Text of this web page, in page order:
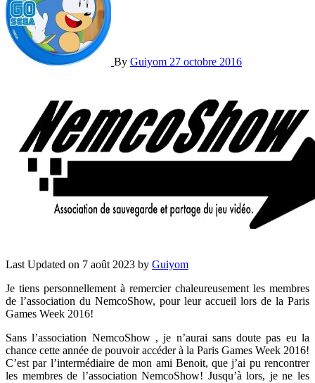
By Guiyom 27 octobre 2016
Last Updated on 7 août 2023 by Guiyom
Je tiens personnellement à remercier chaleureusement les membres
de l’association du NemcoShow, pour leur accueil lors de la Paris
Games Week 2016!
Sans l’association NemcoShow , je n’aurai sans doute pas eu la
chance cette année de pouvoir accéder à la Paris Games Week 2016!
C’est par l’intermédiaire de mon ami Benoit, que j’ai pu rencontrer
les membres de l’association NemcoShow! Jusqu’à lors, je ne les